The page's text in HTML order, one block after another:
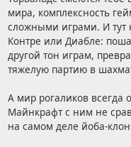
мира, комплексность
сложными играми. И тут
Контре или Диабле:
другой тон играм,
тяжелую партию в
А мир рогаликов всегда
Майнкрафт с ним не
на самом деле йоба-